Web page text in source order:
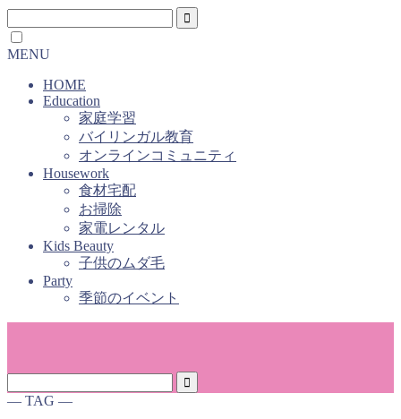
MENU
HOME
Education
家庭学習
バイリンガル教育
オンラインコミュニティ
Housework
食材宅配
お掃除
家電レンタル
Kids Beauty
子供のムダ毛
Party
季節のイベント
― TAG ―